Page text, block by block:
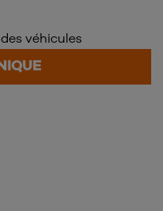
véhicules